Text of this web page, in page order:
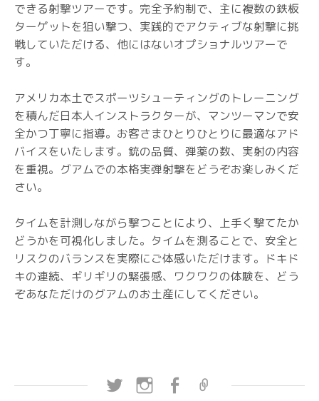
できる射撃ツアーです。完全予約制で、主に複数の鉄板
ターゲットを狙い撃つ、実践的でアクティブな射撃に挑
戦していただける、他にはないオプショナルツアーで
す。
アメリカ本土でスポーツシューティングのトレーニング
を積んだ日本人インストラクターが、マンツーマンで安
全かつ丁寧に指導。お客さまひとりひとりに最適なアド
バイスをいたします。銃の品質、弾薬の数、実射の内容
を重視。グアムでの本格実弾射撃をどうぞお楽しみくだ
さい。
タイムを計測しながら撃つことにより、上手く撃てたか
どうかを可視化しました。タイムを測ることで、安全と
リスクのバランスを実際にご体感いただけます。ドキド
キの連続、ギリギリの緊張感、ワクワクの体験を、どう
ぞあなただけのグアムのお土産にしてください。
Twitter InstagramFacebook